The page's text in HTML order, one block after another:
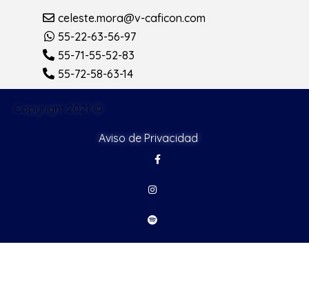
celeste.mora@v-caficon.com
55-22-63-56-97
55-71-55-52-83
55-72-58-63-14
Copyright 2021 ©
Aviso de Privacidad